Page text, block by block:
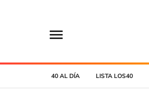
40 AL DÍA LISTA LOS40